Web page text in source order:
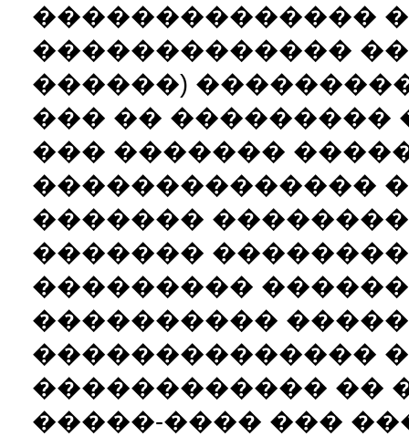
��������������
�������������
������)
��� �� ���������
��� �������
��������������
�������
�������
���������
����������
��������������
������������ ��
�����-���� ���